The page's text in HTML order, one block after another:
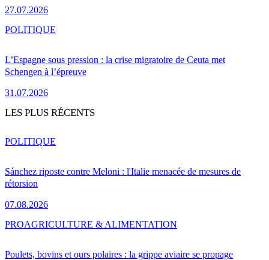
27.07.2026
L’Espagne sous pression : la crise migratoire de Ceuta met
Schengen à l’épreuve
31.07.2026
POLITIQUE
LES PLUS RÉCENTS
Sánchez riposte contre Meloni : l'Italie menacée de mesures de
rétorsion
07.08.2026
POLITIQUE
Poulets, bovins et ours polaires : la grippe aviaire se propage
PROAGRICULTURE & ALIMENTATION